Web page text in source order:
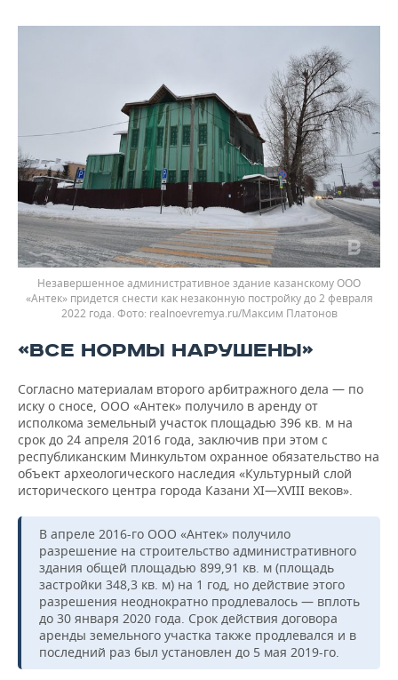
Незавершенное административное здание казанскому ООО
«Антек» придется снести как незаконную постройку до 2 февраля
2022 года.
realnoevremya.ru/Максим Платонов
«ВСЕ НОРМЫ НАРУШЕНЫ»
Согласно материалам второго арбитражного дела — по
иску о сносе, ООО «Антек» получило в аренду от
исполкома земельный участок площадью 396 кв. м на
срок до 24 апреля 2016 года, заключив при этом с
республиканским Минкультом охранное обязательство на
объект археологического наследия «Культурный слой
исторического центра города Казани XI—XVIII веков».
В апреле 2016-го ООО «Антек» получило
разрешение на строительство административного
здания общей площадью 899,91 кв. м (площадь
застройки 348,3 кв. м) на 1 год, но действие этого
разрешения неоднократно продлевалось — вплоть
до 30 января 2020 года. Срок действия договора
аренды земельного участка также продлевался и в
последний раз был установлен до 5 мая 2019-го.